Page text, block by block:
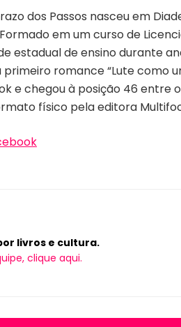
dos Passos nasceu em
em um curso de
estadual de ensino durante
romance “Lute como
e chegou à posição 46 entre
físico pela editora
livros e cultura.
clique aqui.